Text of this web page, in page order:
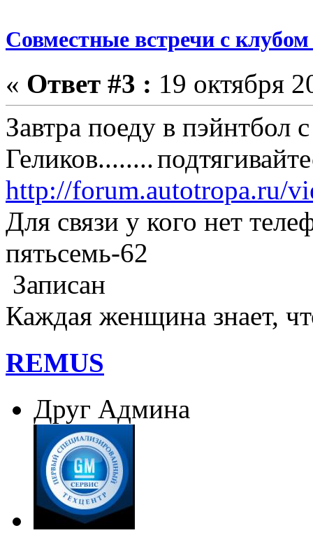
Совместные встречи с
« Ответ #3 : 19 октября
Завтра поеду в пэйнтбол
Геликов........
http://forum.autotropa.ru/
Для связи у кого нет
пятьсемь-62
Записан
Каждая женщина знает,
REMUS
Друг Админа